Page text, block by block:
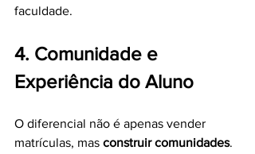
faculdade.
4. Comunidade e
Experiência do Aluno
O diferencial não é apenas vender
matrículas, mas construir comunidades.